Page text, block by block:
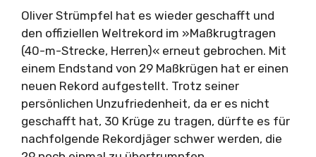
Oliver Strümpfel hat es wieder geschafft und
den offiziellen Weltrekord im »Maßkrugtragen
(40-m-Strecke, Herren)« erneut gebrochen. Mit
einem Endstand von 29 Maßkrügen hat er einen
neuen Rekord aufgestellt. Trotz seiner
persönlichen Unzufriedenheit, da er es nicht
geschafft hat, 30 Krüge zu tragen, dürfte es für
nachfolgende Rekordjäger schwer werden, die